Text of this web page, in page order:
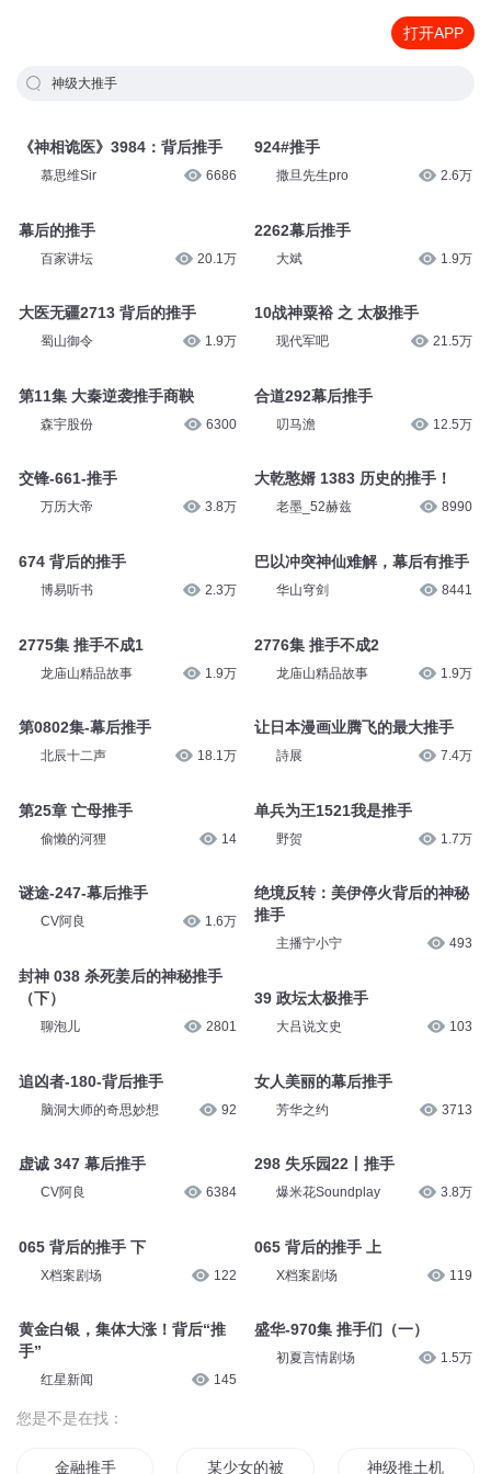
打开APP
神级大推手
《神相诡医》3984：背后推手
慕思维Sir 6686
幕后的推手
百家讲坛 20.1万
大医无疆2713 背后的推手
蜀山御令 1.9万
第11集 大秦逆袭推手商鞅
森宇股份 6300
交锋-661-推手
万历大帝 3.8万
674 背后的推手
博易听书 2.3万
2775集 推手不成1
龙庙山精品故事 1.9万
第0802集-幕后推手
北辰十二声 18.1万
第25章 亡母推手
偷懒的河狸 14
谜途-247-幕后推手
CV阿良 1.6万
封神 038 杀死姜后的神秘推手
（下）
聊泡儿 2801
追凶者-180-背后推手
脑洞大师的奇思妙想 92
虚诚 347 幕后推手
CV阿良 6384
065 背后的推手 下
X档案剧场 122
黄金白银，集体大涨！背后“推
手”
红星新闻 145
924#推手
撒旦先生pro 2.6万
2262幕后推手
大斌 1.9万
10战神粟裕 之 太极推手
现代军吧 21.5万
合道292幕后推手
叨马澹 12.5万
大乾憨婿 1383 历史的推手！
老墨_52赫兹 8990
巴以冲突神仙难解，幕后有推手
华山穹剑 8441
2776集 推手不成2
龙庙山精品故事 1.9万
让日本漫画业腾飞的最大推手
詩展 7.4万
单兵为王1521我是推手
野贺 1.7万
绝境反转：美伊停火背后的神秘
推手
主播宁小宁 493
39 政坛太极推手
大吕说文史 103
女人美丽的幕后推手
芳华之约 3713
298 失乐园22丨推手
爆米花Soundplay 3.8万
065 背后的推手 上
X档案剧场 119
盛华-970集 推手们（一）
初夏言情剧场 1.5万
您是不是在找：
金融推手 某少女的被推之路 神级推土机